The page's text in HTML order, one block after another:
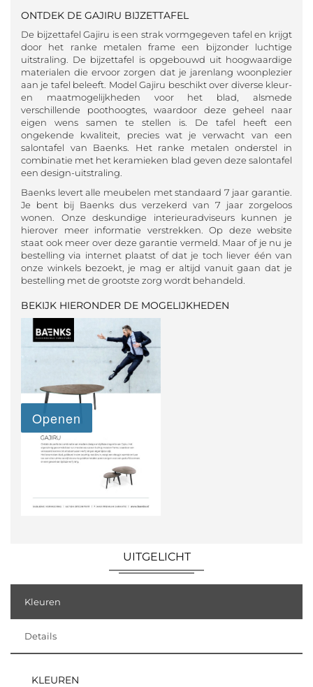
ONTDEK DE GAJIRU BIJZETTAFEL
De bijzettafel Gajiru is een strak vormgegeven tafel en krijgt
door het ranke metalen frame een bijzonder luchtige
uitstraling. De bijzettafel is opgebouwd uit hoogwaardige
materialen die ervoor zorgen dat je jarenlang woonplezier
aan je tafel beleeft. Model Gajiru beschikt over diverse kleur-
en maatmogelijkheden voor het blad, alsmede
verschillende poothoogtes, waardoor deze geheel naar
eigen wens samen te stellen is. De tafel heeft een
ongekende kwaliteit, precies wat je verwacht van een
salontafel van Baenks. Het ranke metalen onderstel in
combinatie met het keramieken blad geven deze salontafel
een design-uitstraling.
Baenks levert alle meubelen met standaard 7 jaar garantie.
Je bent bij Baenks dus verzekerd van 7 jaar zorgeloos
wonen. Onze deskundige interieuradviseurs kunnen je
hierover meer informatie verstrekken. Op deze website
staat ook meer over deze garantie vermeld. Maar of je nu je
bestelling via internet plaatst of dat je toch liever één van
onze winkels bezoekt, je mag er altijd vanuit gaan dat je
bestelling met de grootste zorg wordt behandeld.
BEKIJK HIERONDER DE MOGELIJKHEDEN
UITGELICHT
Kleuren
Details
KLEUREN